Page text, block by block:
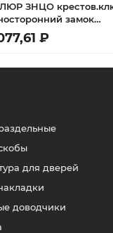
ЗНЦО
замок
тяж.
₽
для дверей
доводчики